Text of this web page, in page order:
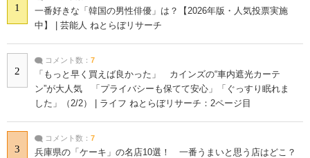
1
一番好きな「韓国の男性俳優」は？【2026年版・人気投票実施
中】 | 芸能人 ねとらぼリサーチ
2
コメント数： 7
「もっと早く買えば良かった」 カインズの“車内遮光カーテ
ン”が大人気 「プライバシーも保てて安心」「ぐっすり眠れま
した」（2/2） | ライフ ねとらぼリサーチ：2ページ目
3
コメント数： 7
兵庫県の「ケーキ」の名店10選！ 一番うまいと思う店はどこ？